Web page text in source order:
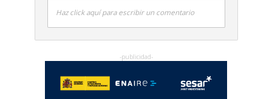
Haz click aquí para escribir un comentario